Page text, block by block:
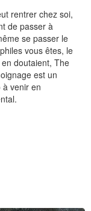
rentrer chez soi,
de passer à
se passer le
vous êtes, le
doutaient, The
est un
venir en